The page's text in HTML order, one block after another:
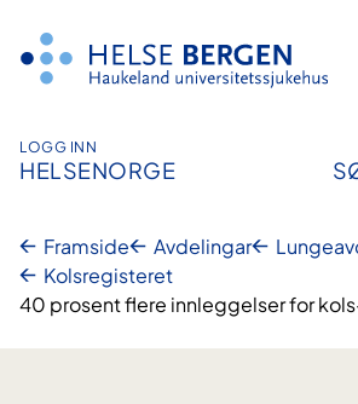
innhald
LOGG INN
HELSENORGE
Framside Avdelingar
Kolsregisteret
40 prosent flere innleggelser for